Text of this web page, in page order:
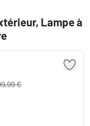
Lampe à
€